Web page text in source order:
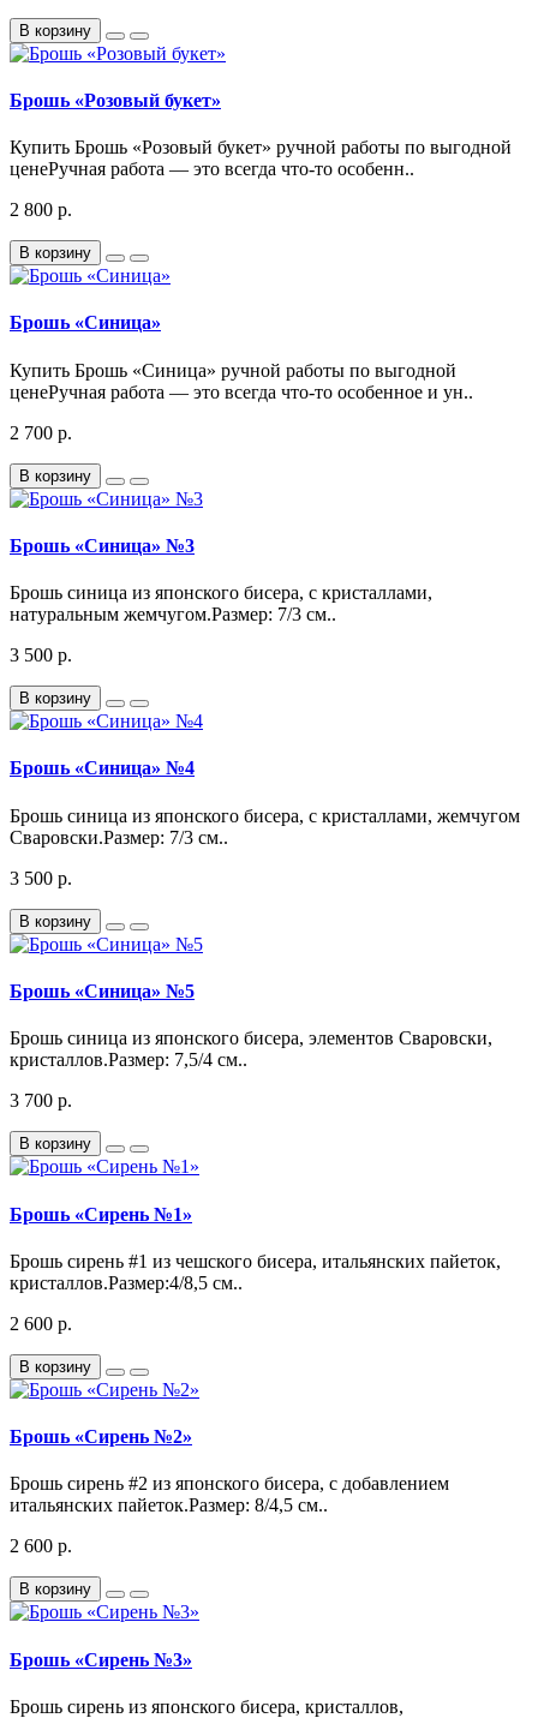
В корзину
Брошь «Розовый букет»
Купить Брошь «Розовый букет» ручной работы по выгодной
ценеРучная работа — это всегда что-то особенн..
2 800 р.
В корзину
Брошь «Синица»
Купить Брошь «Синица» ручной работы по выгодной
ценеРучная работа — это всегда что-то особенное и ун..
2 700 р.
В корзину
Брошь «Синица» №3
Брошь синица из японского бисера, с кристаллами,
натуральным жемчугом.Размер: 7/3 см..
3 500 р.
В корзину
Брошь «Синица» №4
Брошь синица из японского бисера, с кристаллами, жемчугом
Сваровски.Размер: 7/3 см..
3 500 р.
В корзину
Брошь «Синица» №5
Брошь синица из японского бисера, элементов Сваровски,
кристаллов.Размер: 7,5/4 см..
3 700 р.
В корзину
Брошь «Сирень №1»
Брошь сирень #1 из чешского бисера, итальянских пайеток,
кристаллов.Размер:4/8,5 см..
2 600 р.
В корзину
Брошь «Сирень №2»
Брошь сирень #2 из японского бисера, с добавлением
итальянских пайеток.Размер: 8/4,5 см..
2 600 р.
В корзину
Брошь «Сирень №3»
Брошь сирень из японского бисера, кристаллов,